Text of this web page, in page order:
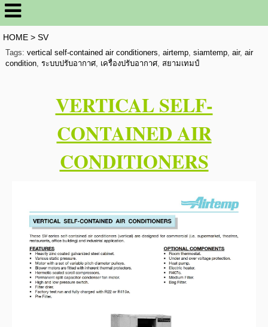
HOME> SV
Tags: vertical self-contained air conditioners, airtemp, siamtemp, air, air
condition, ระบบปรับอากาศ, เครื่องปรับอากาศ, สยามเทมป์
VERTICAL SELF-
CONTAINED AIR
CONDITIONERS